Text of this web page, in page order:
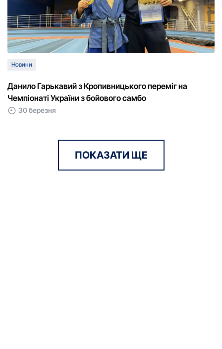
Новини
Данило Гарькавий з Кропивницького переміг на
Чемпіонаті України з бойового самбо
30 березня
ПОКАЗАТИ ЩЕ